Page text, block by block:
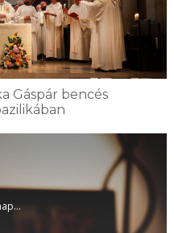
Gáspár bencés